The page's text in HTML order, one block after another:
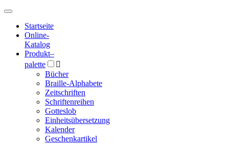
Hauptmenü
Hauptmenü
Startseite
Online-
Katalog
Produkt–
palette

Bücher
Braille-Alphabete
Zeitschriften
Schriftenreihen
Gotteslob
Einheitsübersetzung
Kalender
Geschenkartikel